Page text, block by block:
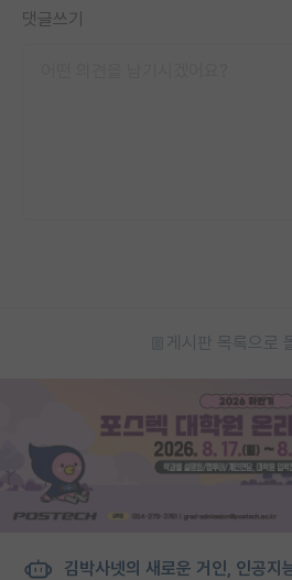
댓글쓰기
게시판 목록으로
김박사넷의 새로운 거인, 인공지